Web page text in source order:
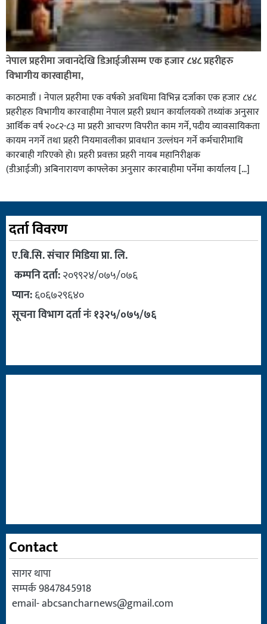
नेपाल प्रहरीमा जवानदेखि डिआईजीसम्म एक हजार ८४८ प्रहरीहरु
विभागीय कारवाहीमा,
काठमाडौं । नेपाल प्रहरीमा एक वर्षको अवधिमा विभिन्न दर्जाका एक हजार ८४८
प्रहरीहरु विभागीय कारवाहीमा नेपाल प्रहरी प्रधान कार्यालयको तथ्यांक अनुसार
आर्थिक वर्ष २०८२-८३ मा प्रहरी आचरण विपरीत काम गर्ने, पदीय व्यावसायिकता
कायम नगर्ने तथा प्रहरी नियमावलीका प्रावधान उल्लंघन गर्ने कर्मचारीमाथि
कारबाही गरिएको हो। प्रहरी प्रवक्ता प्रहरी नायब महानिरीक्षक
(डीआईजी) अबिनारायण काफ्लेका अनुसार कारबाहीमा पर्नेमा कार्यालय […]
दर्ता विवरण
ए.बि.सि. संचार मिडिया प्रा. लि.
कम्पनि दर्ता:२०९९२४/०७५/०७६
प्यान:६०६७२९६४०
सूचना विभाग दर्ता नंः १३२५/०७५/७६
Contact
सागर थापा
सम्पर्क 9847845918
email-abcsancharnews@gmail.com